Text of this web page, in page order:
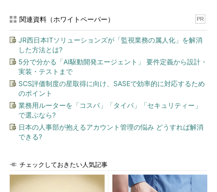
関連資料（ホワイトペーパー） PR
JR西日本ITソリューションズが「監視業務の属人化」を解消
した方法とは?
5分で分かる「AI駆動開発エージェント」 要件定義から設計・
実装・テストまで
SCS評価制度の星取得に向け、SASEで効率的に対応するため
のポイント
業務用ルーターを「コスパ」「タイパ」「セキュリティー」
で選ぶなら?
日本の人事部が抱えるアカウント管理の悩み どうすれば解消
できる?
チェックしておきたい人気記事